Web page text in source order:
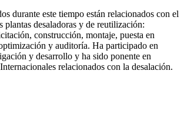
durante este tiempo están relacionados con el
plantas desaladoras y de reutilización:
construcción, montaje, puesta en
y auditoría. Ha participado en
y desarrollo y ha sido ponente en
relacionados con la desalación.